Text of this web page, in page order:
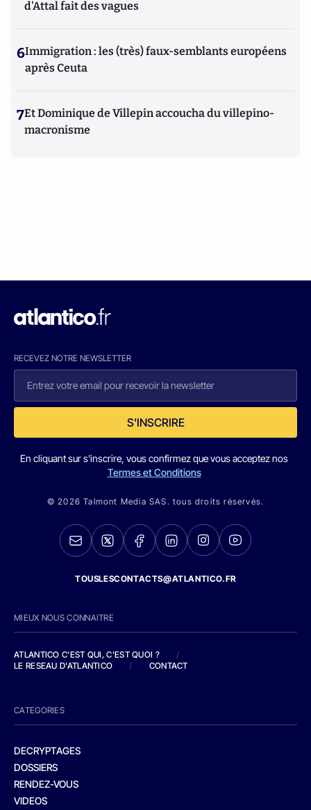
d'Attal fait des vagues
6Immigration : les (très) faux-semblants européens
après Ceuta
7Et Dominique de Villepin accoucha du villepino-
macronisme
RECEVEZ NOTRE NEWSLETTER
S'INSCRIRE
En cliquant sur s'inscrire, vous confirmez que vous acceptez nos
Termes et Conditions
© 2026 Talmont Media SAS. tous droits réservés.
TOUSLESCONTACTS@ATLANTICO.FR
MIEUX NOUS CONNAITRE
ATLANTICO C'EST QUI, C'EST QUOI ?
/
LE RESEAU D'ATLANTICO
/ CONTACT
CATEGORIES
DECRYPTAGES
DOSSIERS
RENDEZ-VOUS
VIDEOS